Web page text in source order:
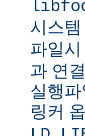
시스
파일시
과 연
실행
링커